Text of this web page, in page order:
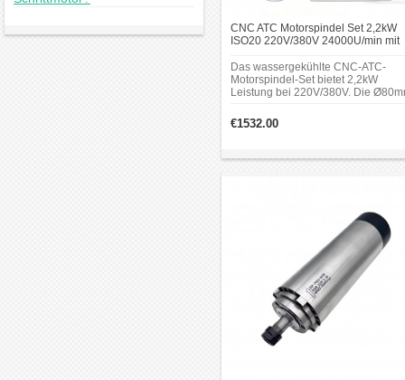
CNC ATC Motorspindel Set 2,2kW
ISO20 220V/380V 24000U/min mit
Das wassergekühlte CNC-ATC-
Motorspindel-Set bietet 2,2kW
Leistung bei 220V/380V. Die
Werkzeugaufnahme erreicht bis zu
24000U/min und wird mit einem
Schnittstelle geliefert.
€1532.00